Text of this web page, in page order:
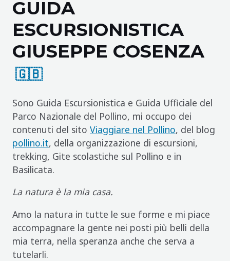
GUIDA
ESCURSIONISTICA
GIUSEPPE COSENZA
🇬🇧
Sono Guida Escursionistica e Guida Ufficiale del
Parco Nazionale del Pollino, mi occupo dei
contenuti del sito Viaggiare nel Pollino, del blog
pollino.it, della organizzazione di escursioni,
trekking, Gite scolastiche sul Pollino e in
Basilicata.
La natura è la mia casa.
Amo la natura in tutte le sue forme e mi piace
accompagnare la gente nei posti più belli della
mia terra, nella speranza anche che serva a
tutelarli.